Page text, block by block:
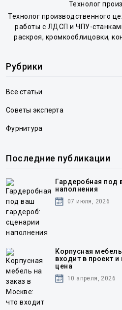
Технолог
Технолог производственного
работы с ЛДСП и ЧПУ-
раскроя, кромкооблицовки,
Рубрики
Все статьи
Советы эксперта
Фурнитура
Последние публикации
Гардеробная под
наполнения
07 июля, 2026
Корпусная
входит в проект
цена
10 апреля, 2026